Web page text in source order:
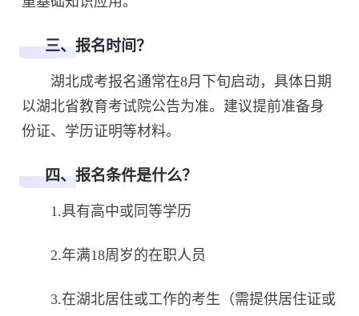
三、报名时间？
湖北成考报名通常在8月下旬启动，具体日期
以湖北省教育考试院公告为准。建议提前准备身
份证、学历证明等材料。
四、报名条件是什么？
1.具有高中或同等学历
2.年满18周岁的在职人员
3.在湖北居住或工作的考生（需提供居住证或